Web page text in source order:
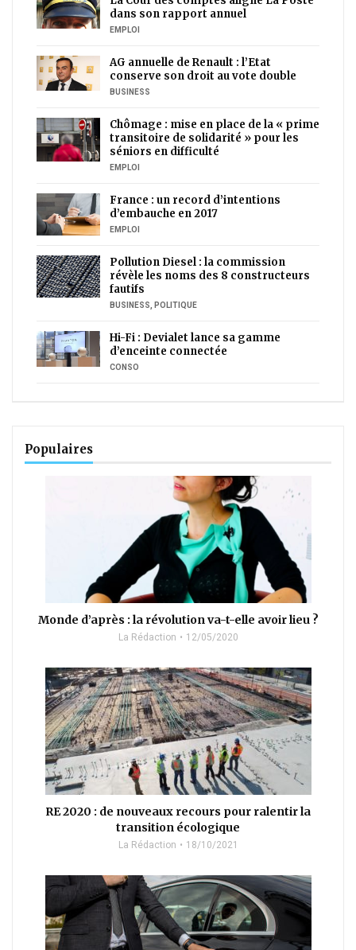
dans son rapport annuel
EMPLOI
AG annuelle de Renault : l’Etat
conserve son droit au vote double
BUSINESS
Chômage : mise en place de la « prime
transitoire de solidarité » pour les
séniors en difficulté
EMPLOI
France : un record d’intentions
d’embauche en 2017
EMPLOI
Pollution Diesel : la commission
révèle les noms des 8 constructeurs
fautifs
BUSINESS POLITIQUE
Hi-Fi : Devialet lance sa gamme
d’enceinte connectée
CONSO
Populaires
Monde d’après : la révolution va-t-elle avoir lieu ?
La Rédaction 12/05/2020
RE 2020 : de nouveaux recours pour ralentir la
transition écologique
La Rédaction 18/10/2021